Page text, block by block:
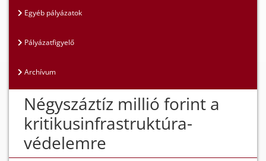
Egyéb pályázatok
Pályázatfigyelő
Archívum
Négyszáztíz millió forint a
kritikusinfrastruktúra-
védelemre